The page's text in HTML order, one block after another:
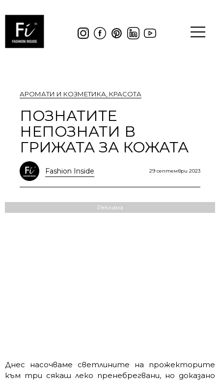
АРОМАТИ И КОЗМЕТИКА КРАСОТА
ПОЗНАТИТЕ
НЕПОЗНАТИ В
ГРИЖАТА ЗА КОЖАТА
Fashion Inside 29 септември 2023
Реклама
Днес насочваме светлините на прожекторите
към три сякаш леко пренебрегвани, но доказано